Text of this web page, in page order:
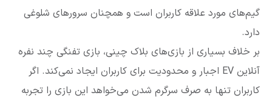
گیم‌های مورد علاقه کاربران است و همچنان سرورهای شلوغی
دارد.
بر خلاف بسیاری از بازی‌های بلاک چینی، بازی تفنگی چند نفره
آنلاین EV اجبار و محدودیت برای کاربران ایجاد نمی‌کند. اگر
کاربران تنها به صرف سرگرم شدن می‌خواهد این بازی را تجربه